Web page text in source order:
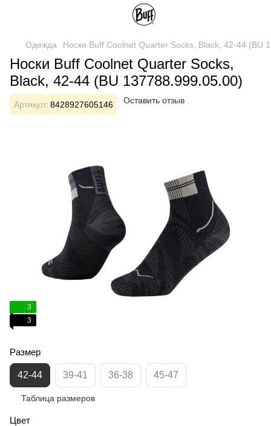
Одежда Носки Buff Coolnet Quarter Socks, Black, 42-44 (BU
Носки Buff Coolnet Quarter Socks,
Black, 42-44 (BU 137788.999.05.00)
Артикул: 8428927605146 Оставить отзыв
3
3
Размер
42-44 39-41 36-38 45-47
Таблица размеров
Цвет